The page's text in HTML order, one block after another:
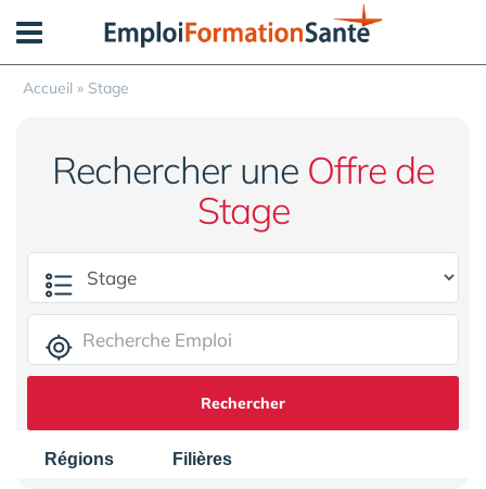
Accueil » Stage
Rechercher une Offre de
Stage
Rechercher
Régions Filières